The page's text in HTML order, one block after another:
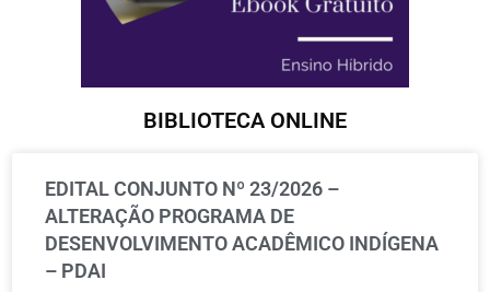
BIBLIOTECA ONLINE
EDITAL CONJUNTO Nº 23/2026 –
ALTERAÇÃO PROGRAMA DE
DESENVOLVIMENTO ACADÊMICO INDÍGENA
– PDAI